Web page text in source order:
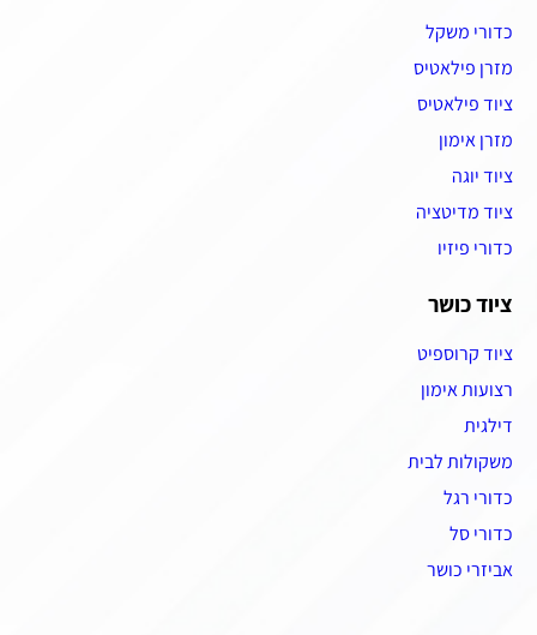
כדורי משקל
מזרן פילאטיס
ציוד פילאטיס
מזרן אימון
ציוד יוגה
ציוד מדיטציה
כדורי פיזיו
ציוד כושר
ציוד קרוספיט
רצועות אימון
דילגית
משקולות לבית
כדורי רגל
כדורי סל
אביזרי כושר